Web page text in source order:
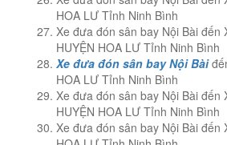
HOA LƯ Tỉnh Ninh Bình
Xe đưa đón sân bay Nội Bài đến
HUYỆN HOA LƯ Tỉnh Ninh Bình
Xe đưa đón sân bay Nội Bài
HOA LƯ Tỉnh Ninh Bình
Xe đưa đón sân bay Nội Bài đến
HUYỆN HOA LƯ Tỉnh Ninh Bình
Xe đưa đón sân bay Nội Bài đến